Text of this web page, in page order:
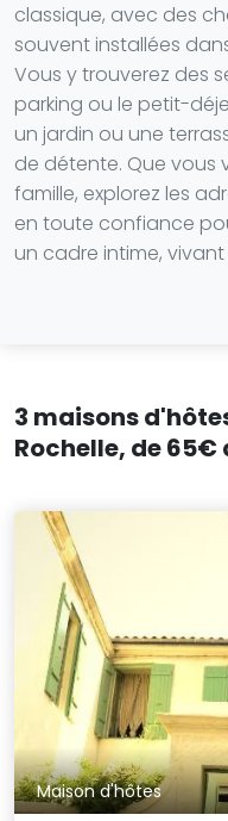
classique, avec des
souvent installées
Vous y trouverez des
parking ou le petit-
un jardin ou une
de détente. Que vous
famille, explorez les
en toute confiance
un cadre intime,
3 maisons
Rochelle, de 65€
Maison d'hôtes